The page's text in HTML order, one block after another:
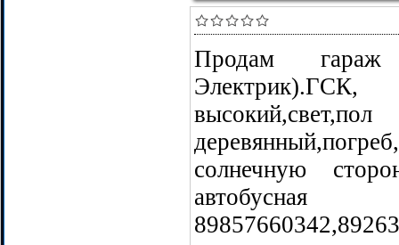
Продам
Электрик).ГСК,
высокий,свет,пол
солнечную
автобусная